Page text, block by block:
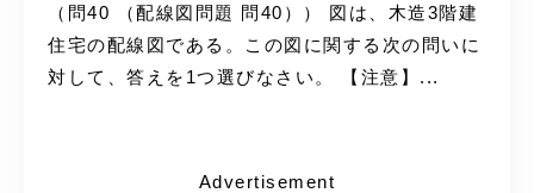
（問40 （配線図問題 問40）） 図は、木造3階建
住宅の配線図である。この図に関する次の問いに
対して、答えを1つ選びなさい。 【注意】...
Advertisement